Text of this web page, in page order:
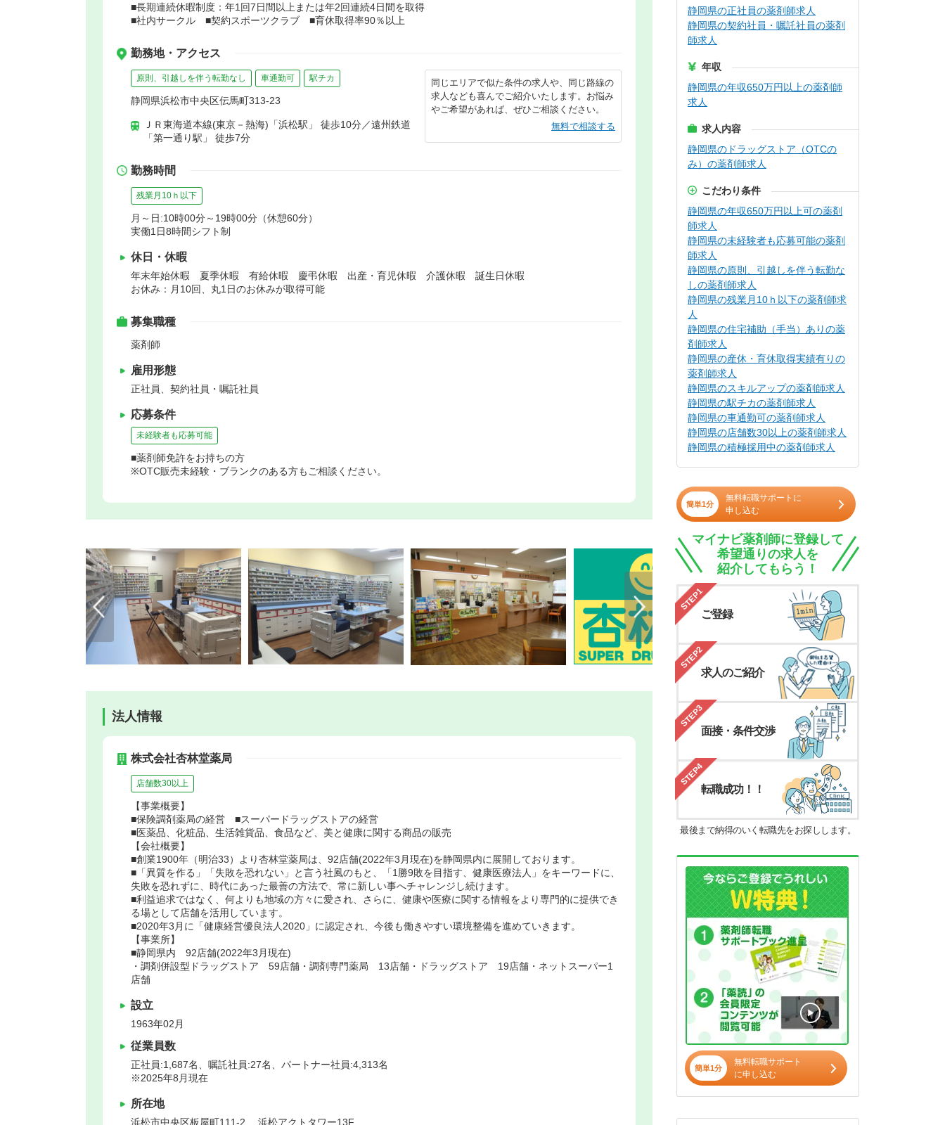
■長期連続休暇制度：年1回7日間以上または年2回連続4日間を取得
■社内サークル ■契約スポーツクラブ ■育休取得率90％以上
勤務地・アクセス
原則、引越しを伴う転勤なし 車通勤可 駅チカ
静岡県浜松市中央区伝馬町313-23
ＪＲ東海道本線(東京－熱海)「浜松駅」 徒歩10分／遠州鉄道
「第一通り駅」 徒歩7分
同じエリアで似た条件の求人や、同じ路線の
求人なども喜んでご紹介いたします。お悩み
やご希望があれば、ぜひご相談ください。
無料で相談する
勤務時間
残業月10ｈ以下
月～日:10時00分～19時00分（休憩60分）
実働1日8時間シフト制
休日・休暇
年末年始休暇 夏季休暇 有給休暇 慶弔休暇 出産・育児休暇 介護休暇 誕生日休暇
お休み：月10回、丸1日のお休みが取得可能
募集職種
薬剤師
雇用形態
正社員、契約社員・嘱託社員
応募条件
未経験者も応募可能
■薬剤師免許をお持ちの方
※OTC販売未経験・ブランクのある方もご相談ください。
法人情報
株式会社杏林堂薬局
店舗数30以上
【事業概要】
■保険調剤薬局の経営 ■スーパードラッグストアの経営
■医薬品、化粧品、生活雑貨品、食品など、美と健康に関する商品の販売
【会社概要】
■創業1900年（明治33）より杏林堂薬局は、92店舗(2022年3月現在)を静岡県内に展開しております。
■「異質を作る」「失敗を恐れない」と言う社風のもと、「1勝9敗を目指す、健康医療法人」をキーワードに、
失敗を恐れずに、時代にあった最善の方法で、常に新しい事へチャレンジし続けます。
■利益追求ではなく、何よりも地域の方々に愛され、さらに、健康や医療に関する情報をより専門的に提供でき
る場として店舗を活用しています。
■2020年3月に「健康経営優良法人2020」に認定され、今後も働きやすい環境整備を進めていきます。
【事業所】
■静岡県内 92店舗(2022年3月現在)
・調剤併設型ドラッグストア 59店舗・調剤専門薬局 13店舗・ドラッグストア 19店舗・ネットスーパー1
店舗
設立
1963年02月
従業員数
正社員:1,687名、嘱託社員:27名、パートナー社員:4,313名
※2025年8月現在
所在地
浜松市中央区板屋町111-2 浜松アクトタワー13F
静岡県の正社員の薬剤師求人
静岡県の契約社員・嘱託社員の薬剤
師求人
年収
静岡県の年収650万円以上の薬剤師
求人
求人内容
静岡県のドラッグストア（OTCの
み）の薬剤師求人
こだわり条件
静岡県の年収650万円以上可の薬剤
師求人
静岡県の未経験者も応募可能の薬剤
師求人
静岡県の原則、引越しを伴う転勤な
しの薬剤師求人
静岡県の残業月10ｈ以下の薬剤師求
人
静岡県の住宅補助（手当）ありの薬
剤師求人
静岡県の産休・育休取得実績有りの
薬剤師求人
静岡県のスキルアップの薬剤師求人
静岡県の駅チカの薬剤師求人
静岡県の車通勤可の薬剤師求人
静岡県の店舗数30以上の薬剤師求人
静岡県の積極採用中の薬剤師求人
簡単1分
無料転職サポートに
申し込む
マイナビ薬剤師に登録して
希望通りの求人を
紹介してもらう！
STEP1
ご登録
STEP2
求人のご紹介
STEP3
面接・条件交渉
STEP4
転職成功！！
最後まで納得のいく転職先をお探しします。
簡単1分
無料転職サポート
に申し込む